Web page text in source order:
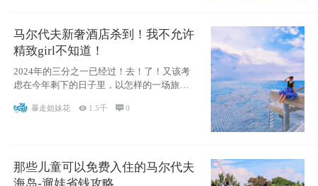
马尔代夫新奢酒店杀到！我不允许
精致girl不知道！
2024年的三分之一已经过！去！了！又该考
虑在今年剩下的日子里，以怎样的一场旅行
暴走姐妹花  1.5千 0
那些儿童可以免费入住的马尔代夫